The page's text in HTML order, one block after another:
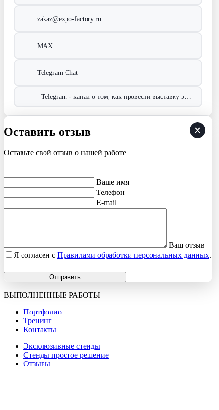
zakaz@expo-factory.ru
MAX
Telegram Chat
Telegram - канал о том, как провести выставку эффективно!
Оставить отзыв
Оставьте свой отзыв о нашей работе
Ваше имя
Телефон
E-mail
Ваш отзыв
Я согласен с Правилами обработки персональных данных.
Отправить
ВЫПОЛНЕННЫЕ РАБОТЫ
Портфолио
Тренинг
Контакты
Эксклюзивные стенды
Стенды простое решение
Отзывы